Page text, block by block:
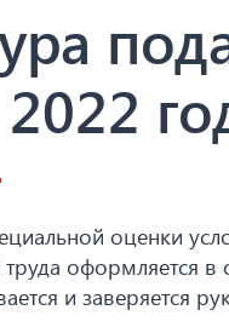
оценки
труда
и заверяется